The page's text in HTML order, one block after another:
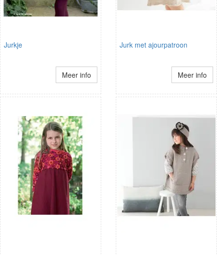
Jurkje
Meer info
Jurk met ajourpatroon
Meer info